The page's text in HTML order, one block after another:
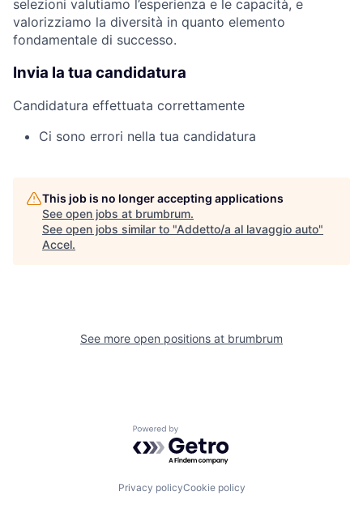
selezioni valutiamo l’esperienza e le capacità, e
valorizziamo la diversità in quanto elemento
fondamentale di successo.
Invia la tua candidatura
Candidatura effettuata correttamente
Ci sono errori nella tua candidatura
This job is no longer accepting applications
See open jobs at brumbrum.
See open jobs similar to "Addetto/a al lavaggio auto"
Accel.
See more open positions at brumbrum
Powered by Getro.com
Privacy policyCookie policy